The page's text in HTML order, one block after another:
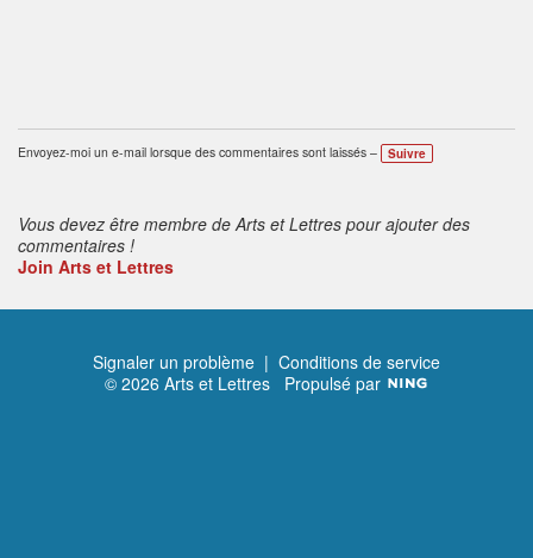
Envoyez-moi un e-mail lorsque des commentaires sont laissés – Suivre
Vous devez être membre de Arts et Lettres pour ajouter des
commentaires !
Join Arts et Lettres
Signaler un problème | Conditions de service
© 2026 Arts et Lettres Propulsé par